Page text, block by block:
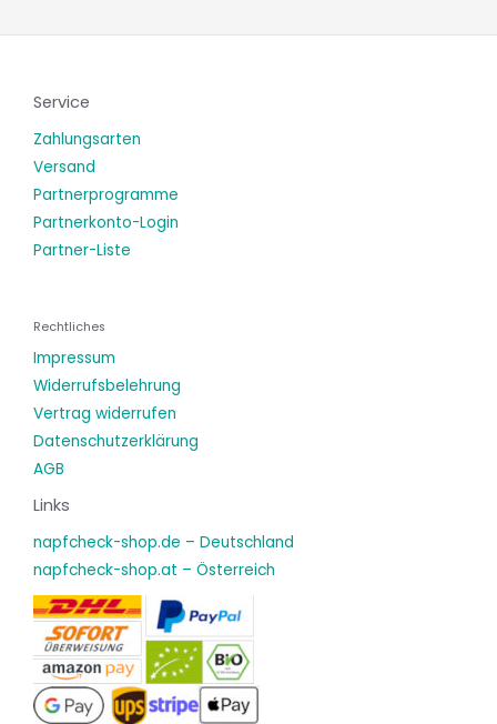
Service
Zahlungsarten
Versand
Partnerprogramme
Partnerkonto-Login
Partner-Liste
Rechtliches
Impressum
Widerrufsbelehrung
Vertrag widerrufen
Datenschutzerklärung
AGB
Links
napfcheck-shop.de – Deutschland
napfcheck-shop.at – Österreich